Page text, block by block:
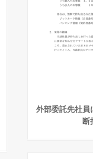
外部委託先社
断